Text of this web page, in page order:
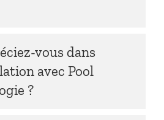
vous dans
avec Pool
?